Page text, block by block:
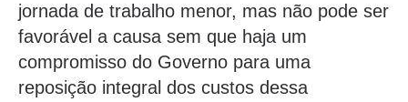
jornada de trabalho menor, mas não pode ser
favorável a causa sem que haja um
compromisso do Governo para uma
reposição integral dos custos dessa